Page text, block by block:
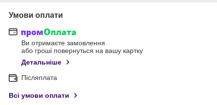
Умови оплати
Ви отримаєте замовлення
або гроші повернуться на вашу картку
Детальніше
Післяплата
Всі умови оплати